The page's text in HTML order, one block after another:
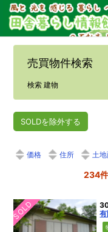
売買物件検索
検索 建物
SOLDを除外する
価格 住所 土
234件
SOLD